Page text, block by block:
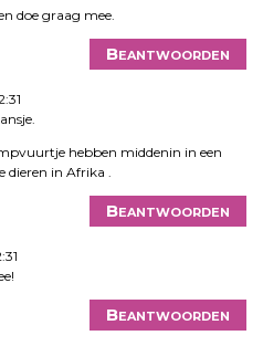
doe graag mee.
Beantwoorden
hebben middenin in een
dieren in Afrika .
Beantwoorden
Beantwoorden